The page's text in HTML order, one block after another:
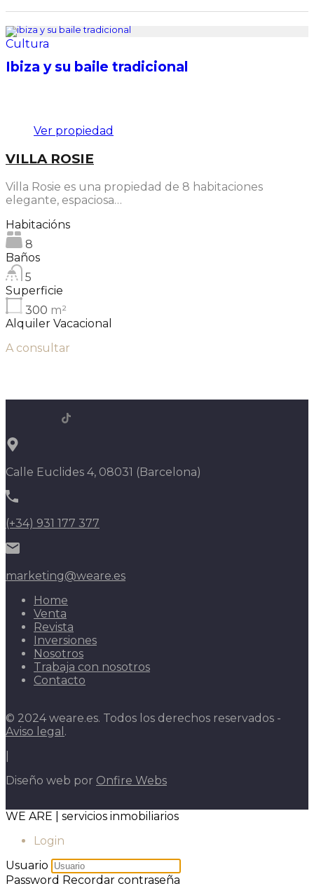
Cultura
Ibiza y su baile tradicional
Ver propiedad
VILLA ROSIE
Villa Rosie es una propiedad de 8 habitaciones
elegante, espaciosa…
Habitacións
8
Baños
5
Superficie
300 m²
Alquiler Vacacional
A consultar
Calle Euclides 4, 08031 (Barcelona)
(+34) 931 177 377
marketing@weare.es
Home
Venta
Revista
Inversiones
Nosotros
Trabaja con nosotros
Contacto
© 2024 weare.es. Todos los derechos reservados -
Aviso legal .
Diseño web por Onfire Webs
WE ARE | servicios inmobiliarios
Login
Usuario
Password Recordar contraseña